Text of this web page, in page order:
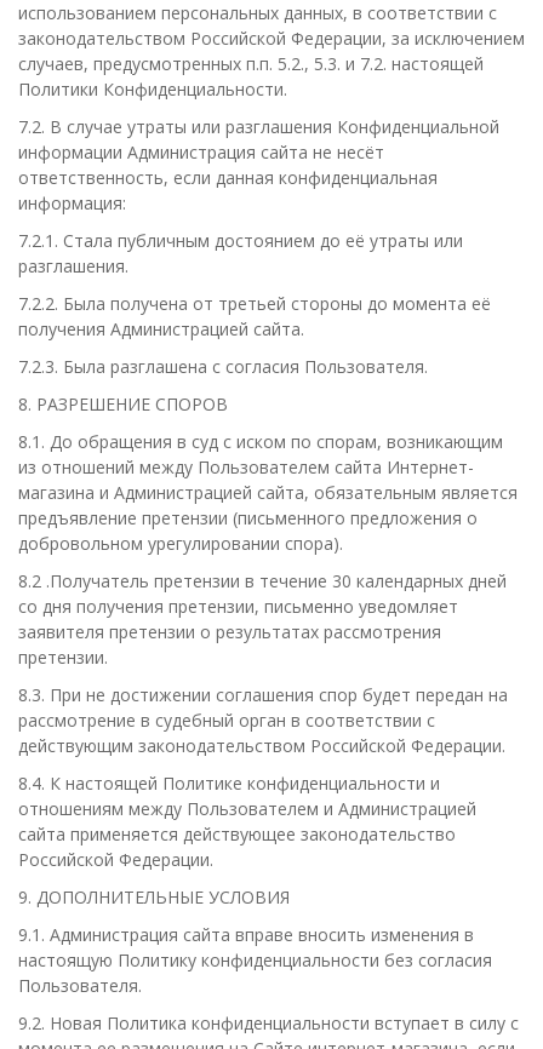
использованием персональных данных, в соответствии с
законодательством Российской Федерации, за исключением
случаев, предусмотренных п.п. 5.2., 5.3. и 7.2. настоящей
Политики Конфиденциальности.
7.2. В случае утраты или разглашения Конфиденциальной
информации Администрация сайта не несёт
ответственность, если данная конфиденциальная
информация:
7.2.1. Стала публичным достоянием до её утраты или
разглашения.
7.2.2. Была получена от третьей стороны до момента её
получения Администрацией сайта.
7.2.3. Была разглашена с согласия Пользователя.
8. РАЗРЕШЕНИЕ СПОРОВ
8.1. До обращения в суд с иском по спорам, возникающим
из отношений между Пользователем сайта Интернет-
магазина и Администрацией сайта, обязательным является
предъявление претензии (письменного предложения о
добровольном урегулировании спора).
8.2 .Получатель претензии в течение 30 календарных дней
со дня получения претензии, письменно уведомляет
заявителя претензии о результатах рассмотрения
претензии.
8.3. При не достижении соглашения спор будет передан на
рассмотрение в судебный орган в соответствии с
действующим законодательством Российской Федерации.
8.4. К настоящей Политике конфиденциальности и
отношениям между Пользователем и Администрацией
сайта применяется действующее законодательство
Российской Федерации.
9. ДОПОЛНИТЕЛЬНЫЕ УСЛОВИЯ
9.1. Администрация сайта вправе вносить изменения в
настоящую Политику конфиденциальности без согласия
Пользователя.
9.2. Новая Политика конфиденциальности вступает в силу с